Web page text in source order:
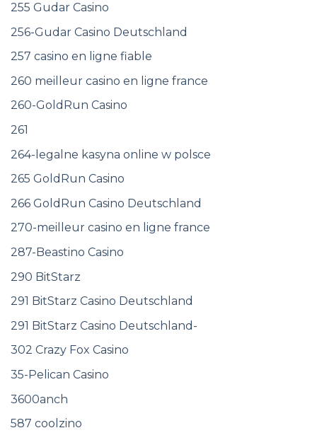
255 Gudar Casino
256-Gudar Casino Deutschland
257 casino en ligne fiable
260 meilleur casino en ligne france
260-GoldRun Casino
261
264-legalne kasyna online w polsce
265 GoldRun Casino
266 GoldRun Casino Deutschland
270-meilleur casino en ligne france
287-Beastino Casino
290 BitStarz
291 BitStarz Casino Deutschland
291 BitStarz Casino Deutschland-
302 Crazy Fox Casino
35-Pelican Casino
3600anch
587 coolzino